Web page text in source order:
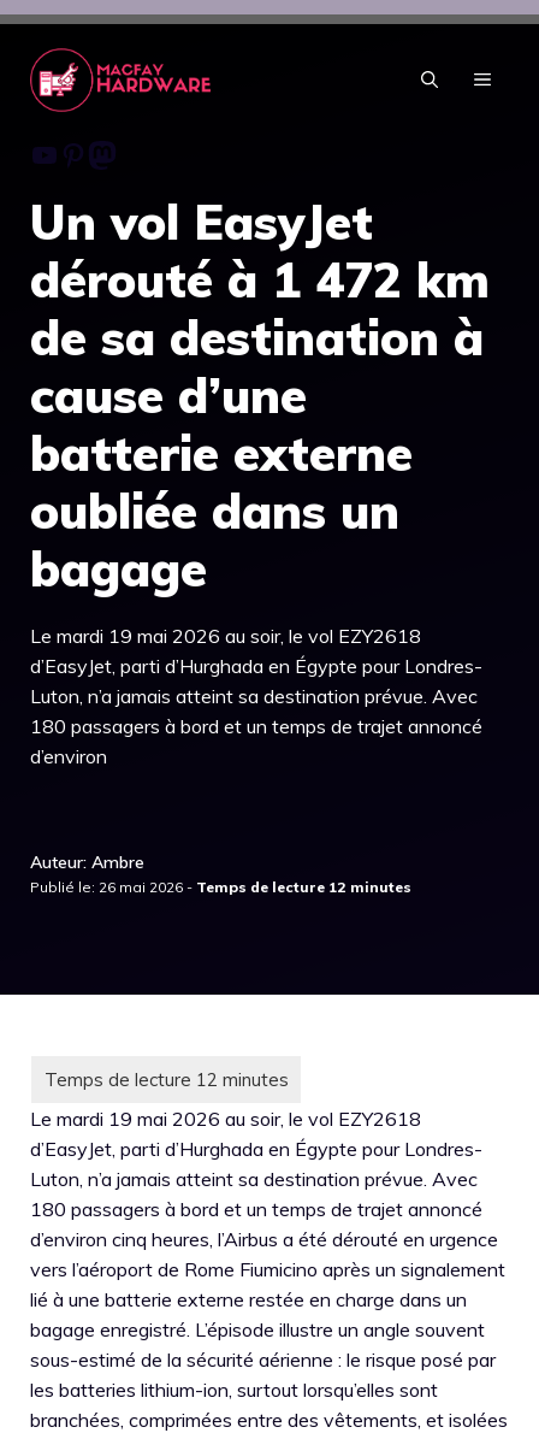
Aller
contenu
MENU
Youtube
Pinterest
Mastodon
Un vol EasyJet
dérouté à 1 472 km
de sa destination à
cause d’une
batterie externe
oubliée dans un
bagage
Le mardi 19 mai 2026 au soir, le vol EZY2618
d’EasyJet, parti d’Hurghada en Égypte pour Londres-
Luton, n’a jamais atteint sa destination prévue. Avec
180 passagers à bord et un temps de trajet annoncé
d’environ
Auteur: Ambre
Publié le: 26 mai 2026 -
Le mardi 19 mai 2026 au soir, le vol EZY2618
d’EasyJet, parti d’Hurghada en Égypte pour Londres-
Luton, n’a jamais atteint sa destination prévue. Avec
180 passagers à bord et un temps de trajet annoncé
d’environ cinq heures, l’Airbus a été dérouté en urgence
vers l’aéroport de Rome Fiumicino après un signalement
lié à une batterie externe restée en charge dans un
bagage enregistré. L’épisode illustre un angle souvent
sous-estimé de la sécurité aérienne : le risque posé par
les batteries lithium-ion, surtout lorsqu’elles sont
branchées, comprimées entre des vêtements, et isolées